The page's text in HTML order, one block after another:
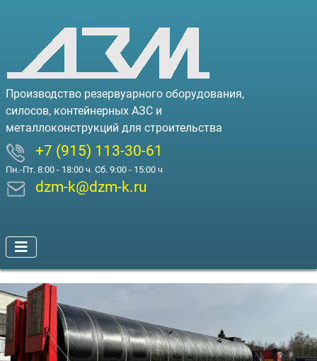
Производство резервуарного оборудования,
силосов, контейнерных АЗС и
металлоконструкций для строительства
+7 (915) 113-30-61
Пн.-Пт. 8:00 - 18:00 ч. Сб. 9:00 - 15:00 ч
dzm-k@dzm-k.ru